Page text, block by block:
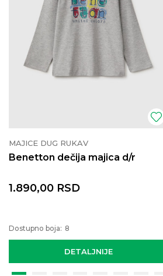
MAJICE DUG RUKAV
Benetton dečija majica d/r
DETALJNIJE
1.890,00 RSD
Dostupno boja: 8